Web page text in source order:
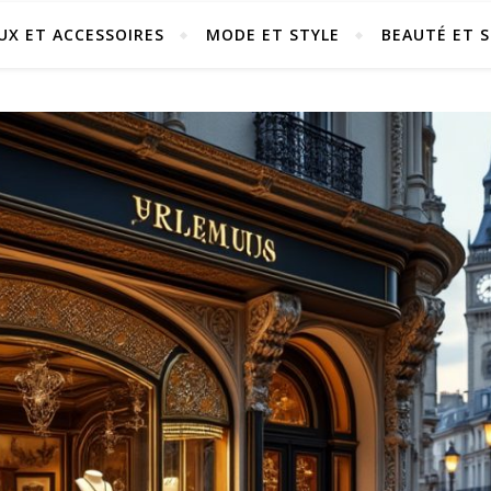
ET ACCESSOIRES MODE ET STYLE BEAUTÉ ET